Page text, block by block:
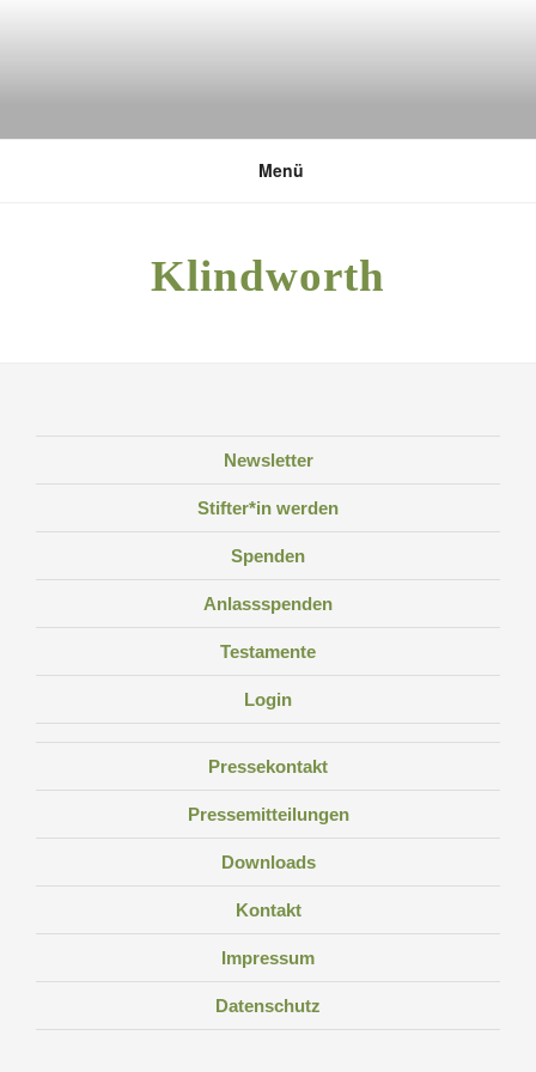
DEUTSCHE UMWELTSTIFTUNG
Menü
Klindworth
Newsletter
Stifter*in werden
Spenden
Anlassspenden
Testamente
Login
Pressekontakt
Pressemitteilungen
Downloads
Kontakt
Impressum
Datenschutz